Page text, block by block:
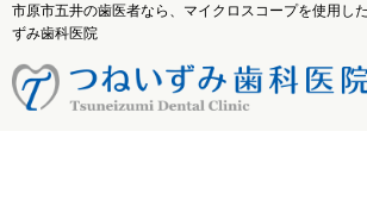
市原市五井の歯医者なら、マイクロスコープを使用し
ずみ歯科医院